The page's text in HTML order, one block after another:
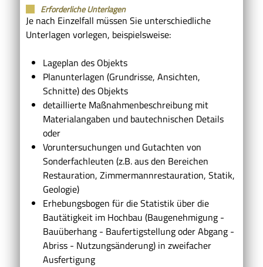
Erforderliche Unterlagen
Je nach Einzelfall müssen Sie unterschiedliche
Unterlagen vorlegen, beispielsweise:
Lageplan des Objekts
Planunterlagen (Grundrisse, Ansichten,
Schnitte) des Objekts
detaillierte Maßnahmenbeschreibung mit
Materialangaben und bautechnischen Details
oder
Voruntersuchungen und Gutachten von
Sonderfachleuten (z.B. aus den Bereichen
Restauration, Zimmermannrestauration, Statik,
Geologie)
Erhebungsbogen für die Statistik über die
Bautätigkeit im Hochbau (Baugenehmigung -
Bauüberhang - Baufertigstellung oder Abgang -
Abriss - Nutzungsänderung) in zweifacher
Ausfertigung